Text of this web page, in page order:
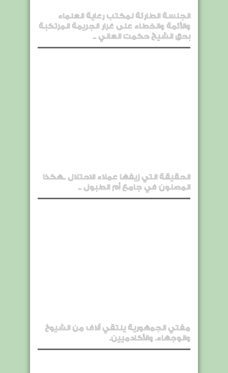
الجلسة الطارئة لمكتب رعاية العلماء
والأئمة والخطاء على غرار الجريمة المرتكبة
بحق الشيخ حكمت العاني ..
الحقيقة التي زيفها عملاء الاحتلال ..هكذا
المصلون في جامع أم الطبول ..
مفتي الجمهورية يلتقي آلاف من الشيوخ
والوجهاء. والأكادميين.